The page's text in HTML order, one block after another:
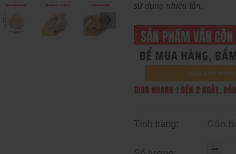
sử dụng nhiều lần.
Tình trạng: